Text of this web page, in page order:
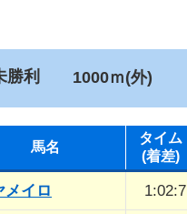
利 1000ｍ(外)
馬名
タイム
(着差)
メイロ 1:02:7